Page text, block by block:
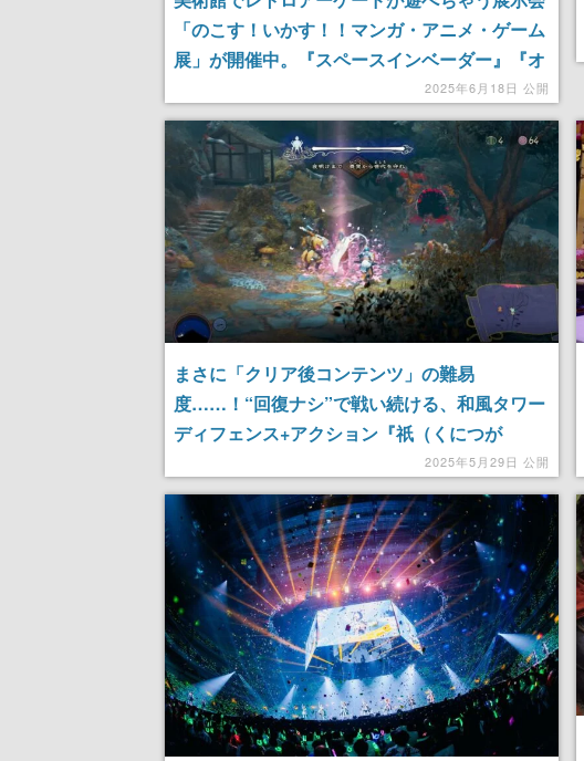
「のこす！いかす！！マンガ・アニメ・ゲーム
展」が開催中。『スペースインベーダー』『オ
ペレーションウルフ』などのゲームのほか、ア
ニメやマンガの歴史を肌で感じられる資料を展
示。国立新美術館にて6月22日まで
2025年6月18日 公開
まさに「クリア後コンテンツ」の難易
度……！“回復ナシ”で戦い続ける、和風タワー
ディフェンス+アクション『祇（くにつが
み）』新モードを発売前にプレイしてきた
【Nintendo Switch 2 版】
2025年5月29日 公開